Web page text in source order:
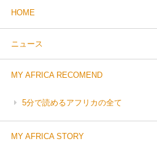
HOME
ニュース
MY AFRICA RECOMEND
5分で読めるアフリカの全て
MY AFRICA STORY